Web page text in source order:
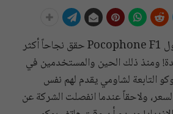
لا شك أن هاتف بوكو الأول Pocophone F1 حقق نجاحاً أكثر
ومنذ ذلك الحين والمستخدمين في
التابعة لشاومي يقدم لهم نفس
ولاحقاً عندما انفصلت الشركة عن